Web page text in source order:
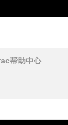
帮助中心